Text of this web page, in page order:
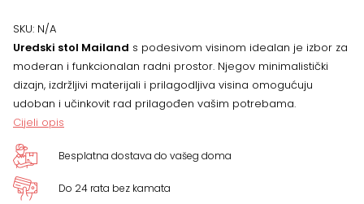
7910,
BOJA
količina
SKU: N/A
Uredski stol Mailand s podesivom visinom idealan je izbor za
moderan i funkcionalan radni prostor. Njegov minimalistički
dizajn, izdržljivi materijali i prilagodljiva visina omogućuju
udoban i učinkovit rad prilagođen vašim potrebama.
Cijeli opis
Besplatna dostava do vašeg doma
Do 24 rata bez kamata